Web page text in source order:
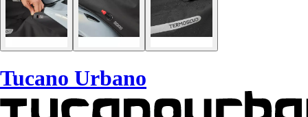
Tucano Urbano